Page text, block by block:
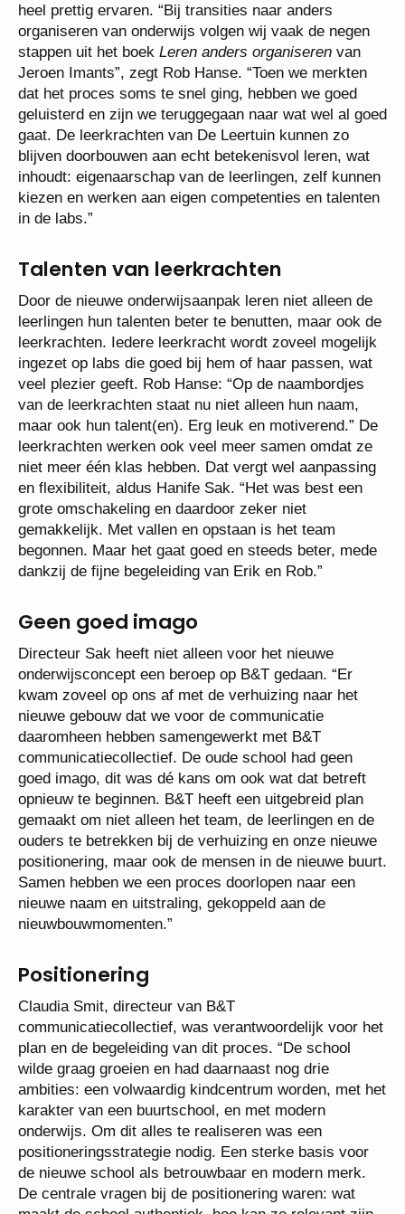
heel prettig ervaren. “Bij transities naar anders
organiseren van onderwijs volgen wij vaak de negen
stappen uit het boek Leren anders organiseren van
Jeroen Imants”, zegt Rob Hanse. “Toen we merkten
dat het proces soms te snel ging, hebben we goed
geluisterd en zijn we teruggegaan naar wat wel al goed
gaat. De leerkrachten van De Leertuin kunnen zo
blijven doorbouwen aan echt betekenisvol leren, wat
inhoudt: eigenaarschap van de leerlingen, zelf kunnen
kiezen en werken aan eigen competenties en talenten
in de labs.”
Talenten van leerkrachten
Door de nieuwe onderwijsaanpak leren niet alleen de
leerlingen hun talenten beter te benutten, maar ook de
leerkrachten. Iedere leerkracht wordt zoveel mogelijk
ingezet op labs die goed bij hem of haar passen, wat
veel plezier geeft. Rob Hanse: “Op de naambordjes
van de leerkrachten staat nu niet alleen hun naam,
maar ook hun talent(en). Erg leuk en motiverend.” De
leerkrachten werken ook veel meer samen omdat ze
niet meer één klas hebben. Dat vergt wel aanpassing
en flexibiliteit, aldus Hanife Sak. “Het was best een
grote omschakeling en daardoor zeker niet
gemakkelijk. Met vallen en opstaan is het team
begonnen. Maar het gaat goed en steeds beter, mede
dankzij de fijne begeleiding van Erik en Rob.”
Geen goed imago
Directeur Sak heeft niet alleen voor het nieuwe
onderwijsconcept een beroep op B&T gedaan. “Er
kwam zoveel op ons af met de verhuizing naar het
nieuwe gebouw dat we voor de communicatie
daaromheen hebben samengewerkt met B&T
communicatiecollectief. De oude school had geen
goed imago, dit was dé kans om ook wat dat betreft
opnieuw te beginnen. B&T heeft een uitgebreid plan
gemaakt om niet alleen het team, de leerlingen en de
ouders te betrekken bij de verhuizing en onze nieuwe
positionering, maar ook de mensen in de nieuwe buurt.
Samen hebben we een proces doorlopen naar een
nieuwe naam en uitstraling, gekoppeld aan de
nieuwbouwmomenten.”
Positionering
Claudia Smit, directeur van B&T
communicatiecollectief, was verantwoordelijk voor het
plan en de begeleiding van dit proces. “De school
wilde graag groeien en had daarnaast nog drie
ambities: een volwaardig kindcentrum worden, met het
karakter van een buurtschool, en met modern
onderwijs. Om dit alles te realiseren was een
positioneringsstrategie nodig. Een sterke basis voor
de nieuwe school als betrouwbaar en modern merk.
De centrale vragen bij de positionering waren: wat